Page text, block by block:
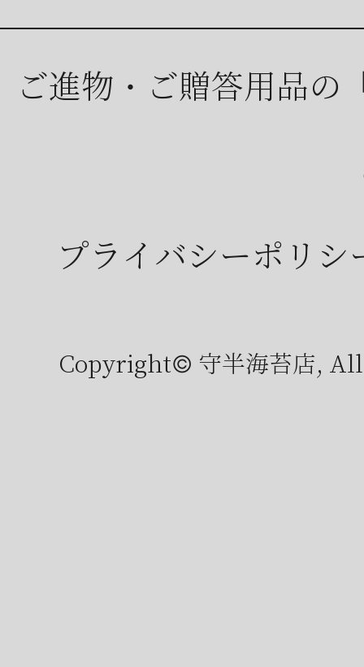
ご進物・ご贈答用品の
プライバシーポリシ
Copyright© 守半海苔店,